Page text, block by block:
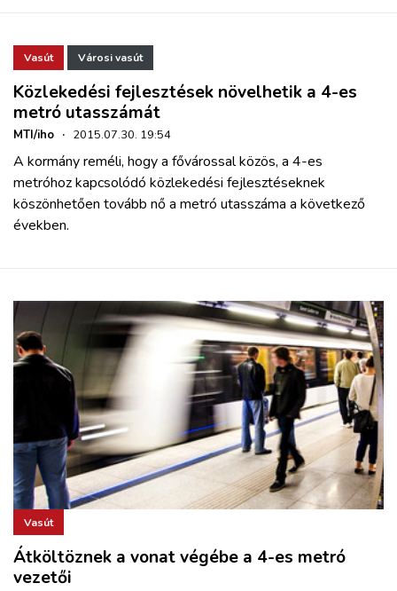
Vasút Városi vasút
Közlekedési fejlesztések növelhetik a 4-es
metró utasszámát
MTI/iho · 2015.07.30. 19:54
A kormány reméli, hogy a fővárossal közös, a 4-es
metróhoz kapcsolódó közlekedési fejlesztéseknek
köszönhetően tovább nő a metró utasszáma a következő
években.
Vasút
Átköltöznek a vonat végébe a 4-es metró
vezetői